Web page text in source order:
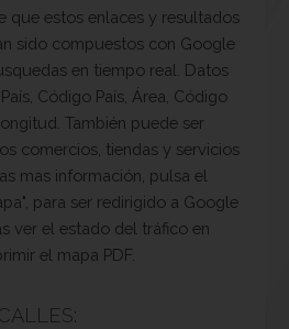
que estos enlaces y resultados
sido compuestos con Google
en tiempo real. Datos
Código País, Área, Código
También puede ser
comercios, tiendas y servicios
mas información, pulsa el
para ser redirigido a Google
ver el estado del tráfico en
el mapa PDF.